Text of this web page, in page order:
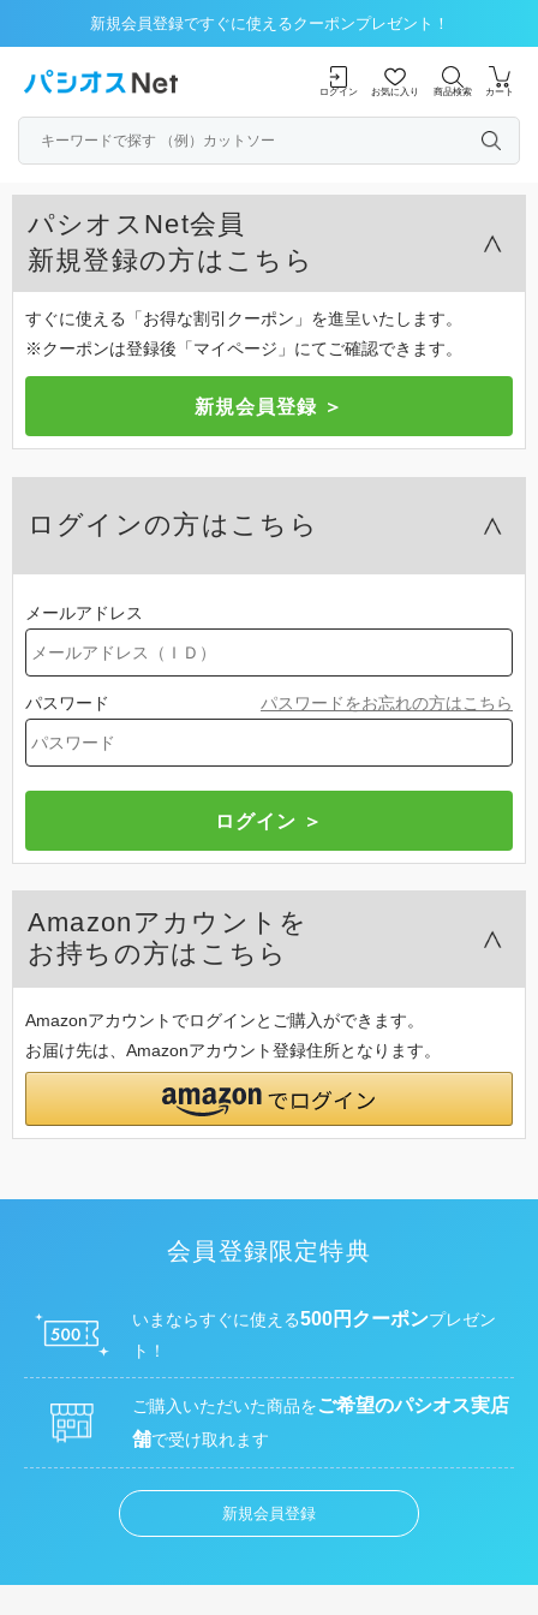
新規会員登録ですぐに使えるクーポンプレゼント！
ログイン お気に入り 商品検索 カート
パシオスNet会員
新規登録の方はこちら
すぐに使える「お得な割引クーポン」を進呈いたします。
※クーポンは登録後「マイページ」にてご確認できます。
ログインの方はこちら
メールアドレス
パスワード パスワードをお忘れの方はこちら
Amazonアカウントを
お持ちの方はこちら
Amazonアカウントでログインとご購入ができます。
お届け先は、Amazonアカウント登録住所となります。
会員登録限定特典
いまならすぐに使える500円クーポンプレゼン
ト！
ご購入いただいた商品をご希望のパシオス実店
舗で受け取れます
新規会員登録